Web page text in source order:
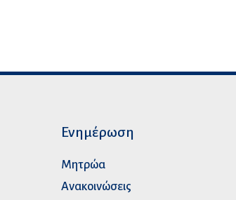
Ενημέρωση
Μητρώα
Ανακοινώσεις